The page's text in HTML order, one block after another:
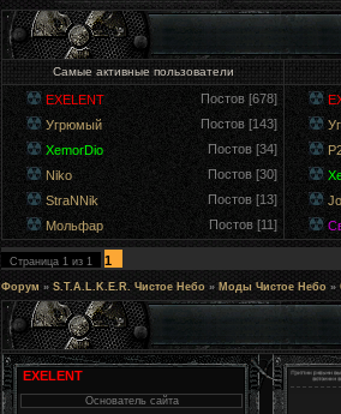
Самые активные пользователи
EXELENT
Постов [678]
Угрюмый
Постов [143]
XemorDio
Постов [34]
Niko
Постов [30]
StraNNik
Постов [13]
Мольфар
Постов [11]
Страница 1 из 1 1
Форум » S.T.A.L.K.E.R. Чистое Небо » Моды Чистое Небо »
EXELENT
Основатель сайта